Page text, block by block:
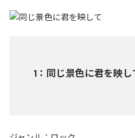
1 ： 同じ景色に君を映し